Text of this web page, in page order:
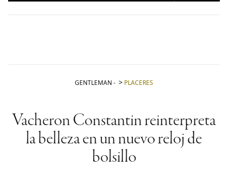
GENTLEMAN - PLACERES
Vacheron Constantin reinterpreta
la belleza en un nuevo reloj de
bolsillo